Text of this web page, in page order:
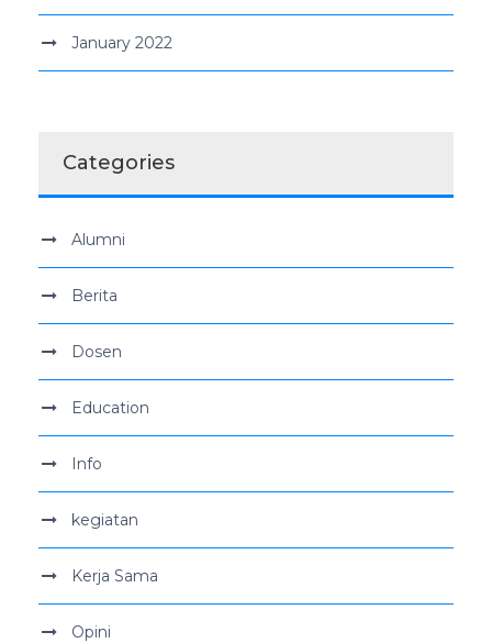
January 2022
Categories
Alumni
Berita
Dosen
Education
Info
kegiatan
Kerja Sama
Opini